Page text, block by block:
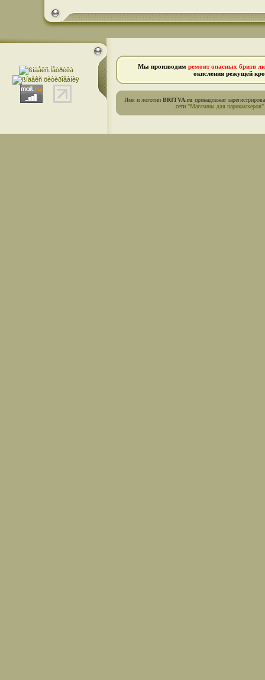
Мы производим ремонт опасных бритв
окисления режущей
Имя и логотип BRITVA.ru принадлежат
сети "Магазины для парикмахеров"